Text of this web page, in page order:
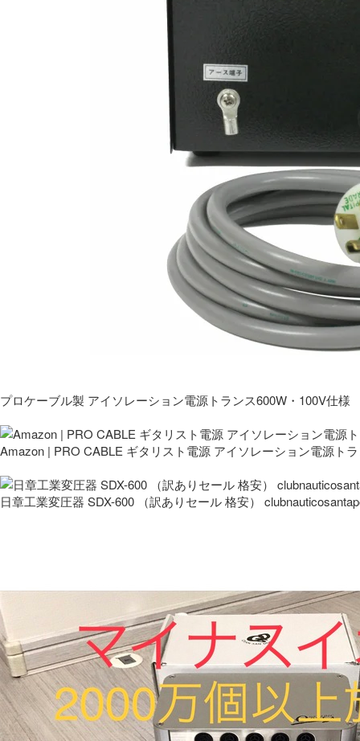
プロケーブル製 アイソレーション電源トランス600W・100V仕様
Amazon | PRO CABLE ギタリスト電源 アイソレーション電源ト
日章工業変圧器 SDX-600 （訳ありセール 格安）